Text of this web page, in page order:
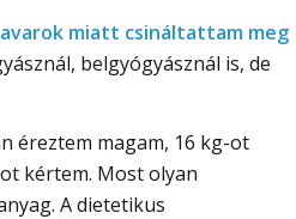
miatt csináltattam meg
belgyógyásznál is, de
éreztem magam, 16 kg-ot
kértem. Most olyan
A dietetikus